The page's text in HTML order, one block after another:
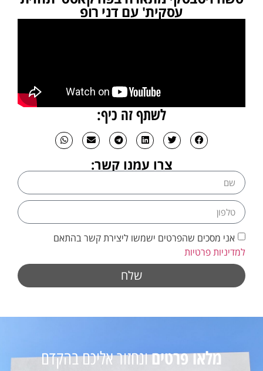
עסקית' עם דני רופ
לשתף זה כיף:
צרו עמנו קשר:
אני מסכים שהפרטים ישמשו ליצירת קשר בהתאם
למדיניות פרטיות
שלח
מלאו פרטיםונחזור אליכם בהקדם